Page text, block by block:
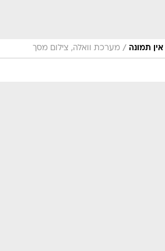
אין תמונה / מערכת וואלה, צילום מסך